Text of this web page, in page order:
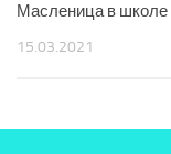
Масленица в школе
15.03.2021